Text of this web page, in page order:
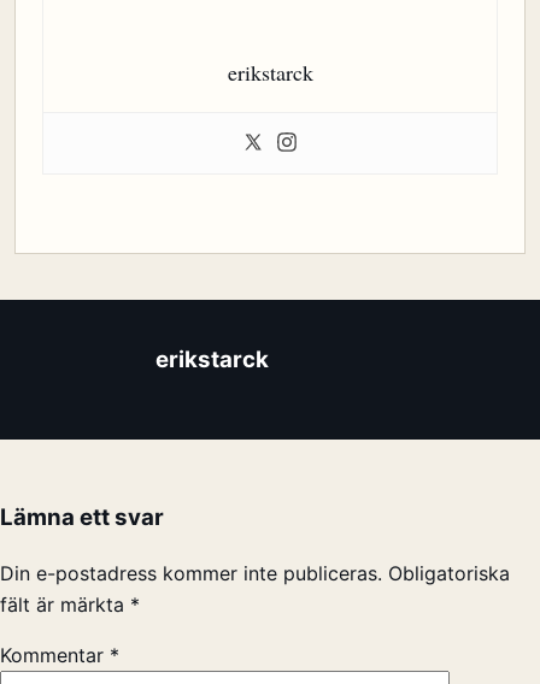
erikstarck
erikstarck
Lämna ett svar
Din e-postadress kommer inte publiceras. Obligatoriska
fält är märkta *
Kommentar *